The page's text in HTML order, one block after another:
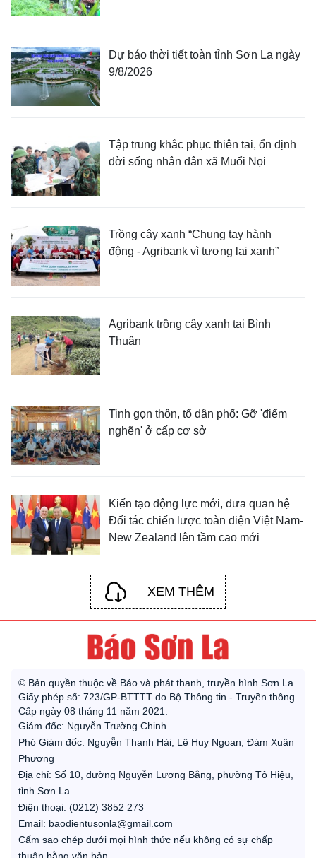
Dự báo thời tiết toàn tỉnh Sơn La ngày
9/8/2026
Tập trung khắc phục thiên tai, ổn định
đời sống nhân dân xã Muổi Nọi
Trồng cây xanh “Chung tay hành
động - Agribank vì tương lai xanh”
Agribank trồng cây xanh tại Bình
Thuận
Tinh gọn thôn, tổ dân phố: Gỡ 'điểm
nghẽn' ở cấp cơ sở
Kiến tạo động lực mới, đưa quan hệ
Đối tác chiến lược toàn diện Việt Nam-
New Zealand lên tầm cao mới
XEM THÊM
© Bản quyền thuộc về Báo và phát thanh, truyền hình Sơn La
Giấy phép số: 723/GP-BTTTT do Bộ Thông tin - Truyền thông.
Cấp ngày 08 tháng 11 năm 2021.
Giám đốc: Nguyễn Trường Chinh.
Phó Giám đốc: Nguyễn Thanh Hải, Lê Huy Ngoan, Đàm Xuân
Phương
Địa chỉ: Số 10, đường Nguyễn Lương Bằng, phường Tô Hiệu,
tỉnh Sơn La.
Điện thoại: (0212) 3852 273
Email: baodientusonla@gmail.com
Cấm sao chép dưới mọi hình thức nếu không có sự chấp